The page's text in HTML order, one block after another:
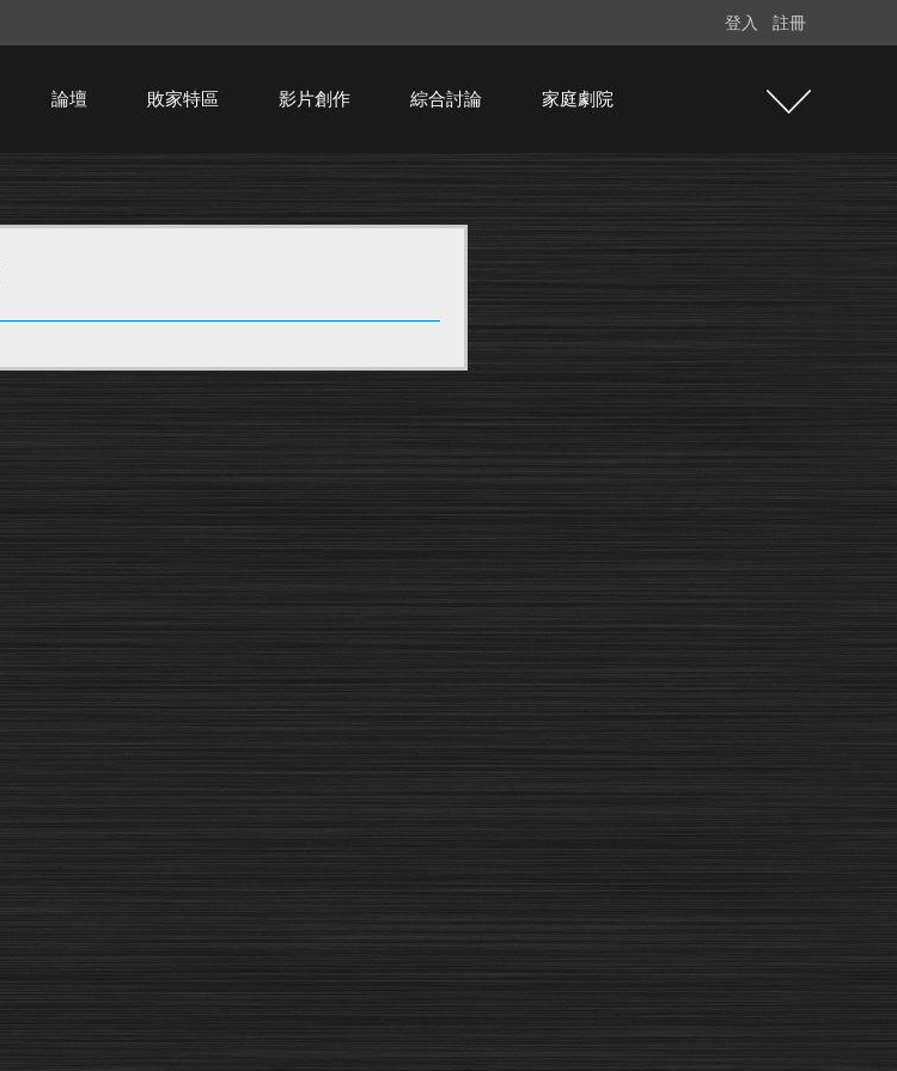
登入 註冊
論壇 敗家特區 影片創作 綜合討論 家庭劇院